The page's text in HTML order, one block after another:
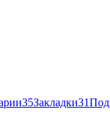
35Закладки31